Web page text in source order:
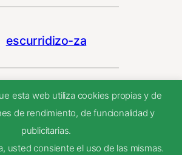
escurridizo-za
Perro
esta web utiliza cookies propias y de
de rendimiento, de funcionalidad y
publicitarias.
usted consiente el uso de las mismas.